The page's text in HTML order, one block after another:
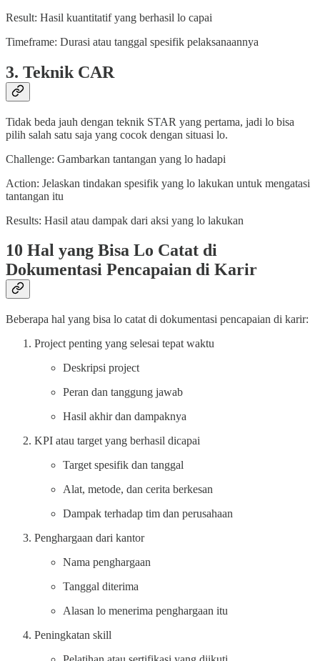
Result: Hasil kuantitatif yang berhasil lo capai
Timeframe: Durasi atau tanggal spesifik pelaksanaannya
3. Teknik CAR
Tidak beda jauh dengan teknik STAR yang pertama, jadi lo bisa
pilih salah satu saja yang cocok dengan situasi lo.
Challenge: Gambarkan tantangan yang lo hadapi
Action: Jelaskan tindakan spesifik yang lo lakukan untuk mengatasi
tantangan itu
Results: Hasil atau dampak dari aksi yang lo lakukan
10 Hal yang Bisa Lo Catat di
Dokumentasi Pencapaian di Karir
Beberapa hal yang bisa lo catat di dokumentasi pencapaian di karir:
Project penting yang selesai tepat waktu
Deskripsi project
Peran dan tanggung jawab
Hasil akhir dan dampaknya
KPI atau target yang berhasil dicapai
Target spesifik dan tanggal
Alat, metode, dan cerita berkesan
Dampak terhadap tim dan perusahaan
Penghargaan dari kantor
Nama penghargaan
Tanggal diterima
Alasan lo menerima penghargaan itu
Peningkatan skill